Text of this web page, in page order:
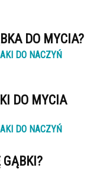
DO MYCIA?
DO NACZYŃ
DO MYCIA
DO NACZYŃ
GĄBKI?